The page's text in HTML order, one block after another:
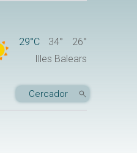
29°C 34°
26°
Illes Balears